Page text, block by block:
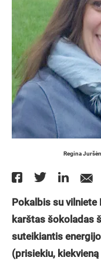
Regina
Pokalbis su vilniete
karštas šokoladas
suteikiantis
(prisiekiu,